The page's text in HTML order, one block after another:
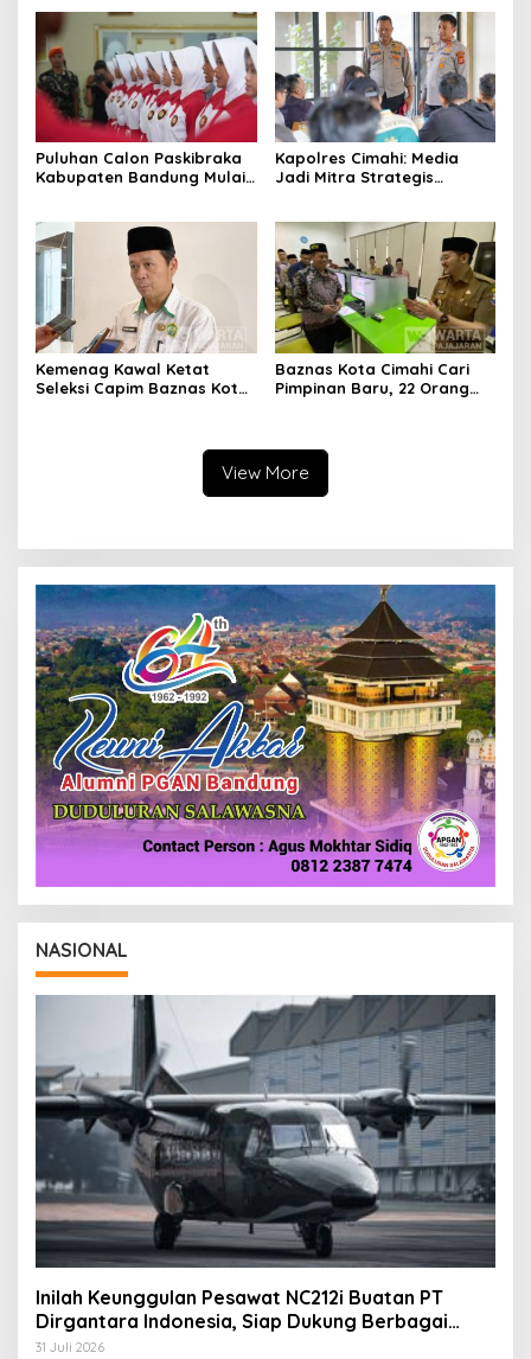
Daerah
Puluhan Calon Paskibraka
Kabupaten Bandung Mulai
Kapolres Cimahi: Media
Jadi Mitra Strategis
Kemenag Kawal Ketat
Seleksi Capim Baznas Kota
Baznas Kota Cimahi Cari
Pimpinan Baru, 22 Orang
View More
NASIONAL
Inilah Keunggulan Pesawat NC212i Buatan PT
Dirgantara Indonesia, Siap Dukung Berbagai
Operasi TNI
31 Juli 2026